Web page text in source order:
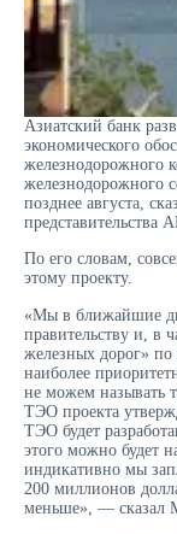
Азиатский банк
экономического
железнодорожного
железнодорожного
позднее августа,
представительства
По его словам,
этому проекту.
«Мы в ближайшие
правительству и, в
железных дорог»
наиболее
не можем называть
ТЭО проекта
ТЭО будет
этого можно будет
индикативно мы
200 миллионов
меньше», — сказал